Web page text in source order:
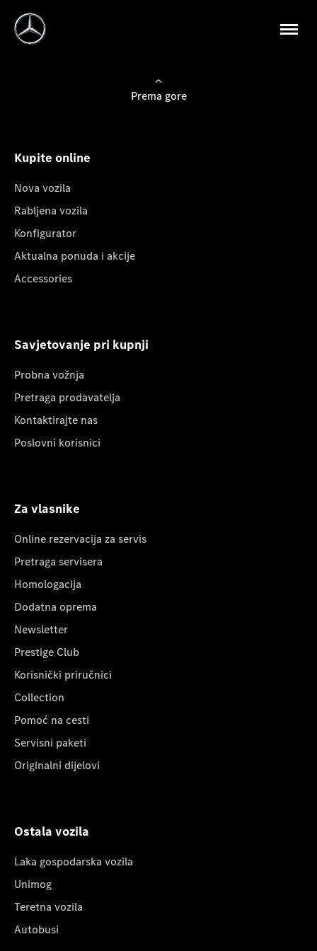
Prema gore
Kupite online
Nova vozila
Rabljena vozila
Konfigurator
Aktualna ponuda i akcije
Accessories
Savjetovanje pri kupnji
Probna vožnja
Pretraga prodavatelja
Kontaktirajte nas
Poslovni korisnici
Za vlasnike
Online rezervacija za servis
Pretraga servisera
Homologacija
Dodatna oprema
Newsletter
Prestige Club
Korisnički priručnici
Collection
Pomoć na cesti
Servisni paketi
Originalni dijelovi
Ostala vozila
Laka gospodarska vozila
Unimog
Teretna vozila
Autobusi